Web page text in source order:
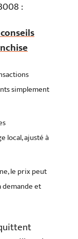
:
simplement
local, ajusté à
le prix peut
demande et